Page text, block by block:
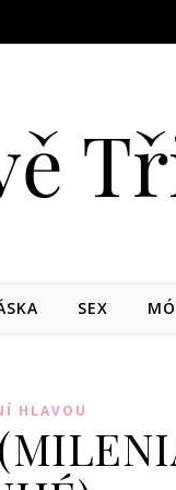
SEX
HLAVOU